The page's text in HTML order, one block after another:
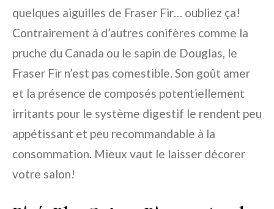
quelques aiguilles de Fraser Fir… oubliez ça!
Contrairement à d’autres conifères comme la
pruche du Canada ou le sapin de Douglas, le
Fraser Fir n’est pas comestible. Son goût amer
et la présence de composés potentiellement
irritants pour le système digestif le rendent peu
appétissant et peu recommandable à la
consommation. Mieux vaut le laisser décorer
votre salon!